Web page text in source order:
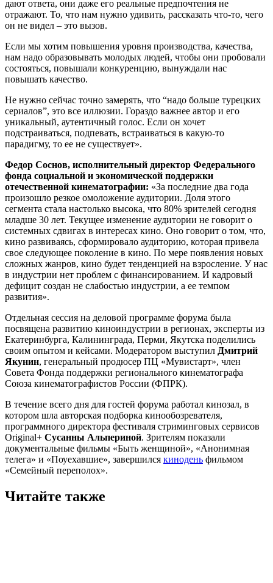
дают ответа, они даже его реальные предпочтения не
отражают. То, что нам нужно удивить, рассказать что-то, чего
он не видел – это вызов.
Если мы хотим повышения уровня производства, качества,
нам надо образовывать молодых людей, чтобы они пробовали
состояться, повышали конкуренцию, вынуждали нас
повышать качество.
Не нужно сейчас точно замерять, что “надо больше турецких
сериалов”, это все иллюзии. Гораздо важнее автор и его
уникальный, аутентичный голос. Если он хочет
подстраиваться, подпевать, встраиваться в какую-то
парадигму, то ее не существует».
Федор Соснов, исполнительный директор Федерального
фонда социальной и экономической поддержки
отечественной кинематографии: «За последние два года
произошло резкое омоложение аудитории. Доля этого
сегмента стала настолько высока, что 80% зрителей сегодня
младше 30 лет. Текущее изменение аудитории не говорит о
системных сдвигах в интересах кино. Оно говорит о том, что,
кино развиваясь, сформировало аудиторию, которая привела
свое следующее поколение в кино. По мере появления новых
сложных жанров, кино будет тенденцией на взросление. У нас
в индустрии нет проблем с финансированием. И кадровый
дефицит создан не слабостью индустрии, а ее темпом
развития».
Отдельная сессия на деловой программе форума была
посвящена развитию киноиндустрии в регионах, эксперты из
Екатеринбурга, Калининграда, Перми, Якутска поделились
своим опытом и кейсами. Модератором выступил Дмитрий
Якунин, генеральный продюсер ПЦ «Мувистарт», член
Совета Фонда поддержки регионального кинематографа
Союза кинематографистов России (ФПРК).
В течение всего дня для гостей форума работал кинозал, в
котором шла авторская подборка кинообозревателя,
программного директора фестиваля стриминговых сервисов
Original+ Сусанны Альпериной. Зрителям показали
документальные фильмы «Быть женщиной», «Анонимная
телега» и «Поуехавшие», завершился кинодень фильмом
«Семейный переполох».
Читайте также